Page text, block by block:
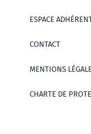
ESPACE
CONTACT
MENTIONS
CHARTE DE